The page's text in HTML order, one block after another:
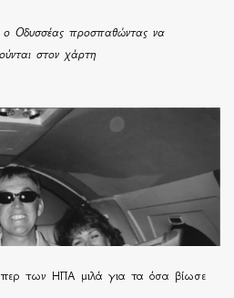
Οδυσσέας προσπαθώντας να
στον χάρτη
των ΗΠΑ μιλά για τα όσα βίωσε